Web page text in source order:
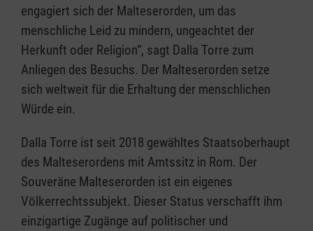
engagiert sich der Malteserorden, um das
menschliche Leid zu mindern, ungeachtet der
Herkunft oder Religion“, sagt Dalla Torre zum
Anliegen des Besuchs. Der Malteserorden setze
sich weltweit für die Erhaltung der menschlichen
Würde ein.
Dalla Torre ist seit 2018 gewähltes Staatsoberhaupt
des Malteserordens mit Amtssitz in Rom. Der
Souveräne Malteserorden ist ein eigenes
Völkerrechtssubjekt. Dieser Status verschafft ihm
einzigartige Zugänge auf politischer und